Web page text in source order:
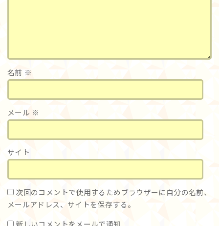
名前 ※
メール ※
サイト
次回のコメントで使用するためブラウザーに自分の名前、
メールアドレス、サイトを保存する。